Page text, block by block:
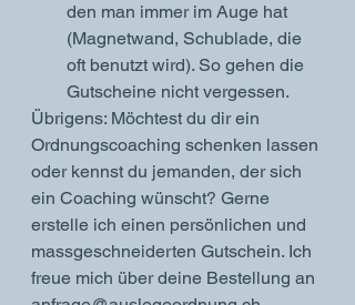
den man immer im Auge hat
(Magnetwand, Schublade, die
oft benutzt wird). So gehen die
Gutscheine nicht vergessen.
Übrigens: Möchtest du dir ein
Ordnungscoaching schenken lassen
oder kennst du jemanden, der sich
ein Coaching wünscht? Gerne
erstelle ich einen persönlichen und
massgeschneiderten Gutschein. Ich
freue mich über deine Bestellung an